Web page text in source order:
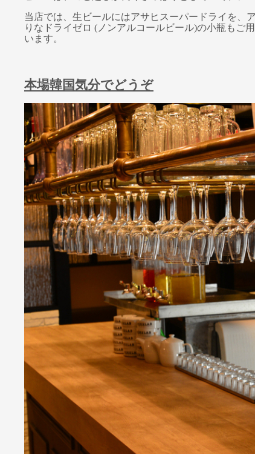
当店では、生ビールにはアサヒスーパードライを、
りなドライゼロ (ノンアルコールビール)の小瓶もご
います。
本場韓国気分でどうぞ